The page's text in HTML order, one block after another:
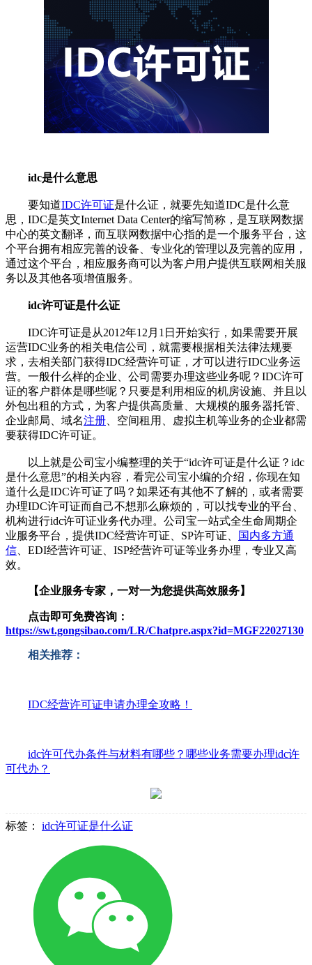
idc是什么意思
要知道IDC许可证是什么证，就要先知道IDC是什么意
思，IDC是英文Internet Data Center的缩写简称，是互联网数据
中心的英文翻译，而互联网数据中心指的是一个服务平台，这
个平台拥有相应完善的设备、专业化的管理以及完善的应用，
通过这个平台，相应服务商可以为客户用户提供互联网相关服
务以及其他各项增值服务。
idc许可证是什么证
IDC许可证是从2012年12月1日开始实行，如果需要开展
运营IDC业务的相关电信公司，就需要根据相关法律法规要
求，去相关部门获得IDC经营许可证，才可以进行IDC业务运
营。一般什么样的企业、公司需要办理这些业务呢？IDC许可
证的客户群体是哪些呢？只要是利用相应的机房设施、并且以
外包出租的方式，为客户提供高质量、大规模的服务器托管、
企业邮局、域名注册 、空间租用、虚拟主机等业务的企业都需
要获得IDC许可证。
以上就是公司宝小编整理的关于“idc许可证是什么证？idc
是什么意思”的相关内容，看完公司宝小编的介绍，你现在知
道什么是IDC许可证了吗？如果还有其他不了解的，或者需要
办理IDC许可证而自己不想那么麻烦的，可以找专业的平台、
机构进行idc许可证业务代办理。公司宝一站式全生命周期企
业服务平台，提供IDC经营许可证、SP许可证、
国内多方通
信 、EDI经营许可证、ISP经营许可证等业务办理，专业又高
效。
【企业服务专家，一对一为您提供高效服务】
点击即可免费咨询：
https://swt.gongsibao.com/LR/Chatpre.aspx?id=MGF22027130
相关推荐：
IDC经营许可证申请办理全攻略！
idc许可代办条件与材料有哪些？哪些业务需要办理idc许
可代办？
标签： idc许可证是什么证